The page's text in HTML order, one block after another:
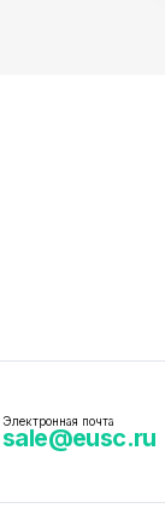
Электронная почта
sale@eusc.ru